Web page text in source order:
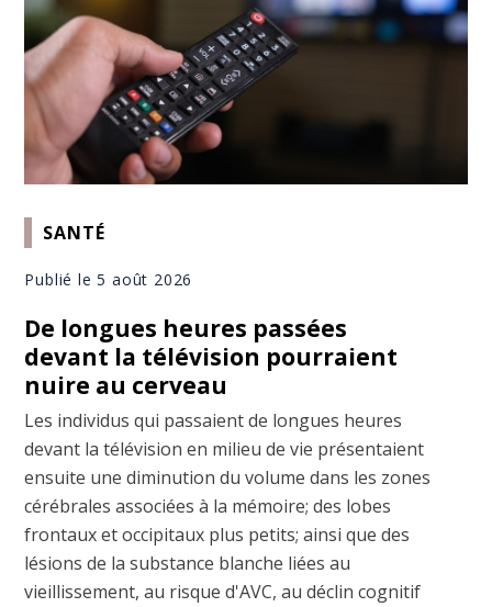
SANTÉ
Publié le 5 août 2026
De longues heures passées
devant la télévision pourraient
nuire au cerveau
Les individus qui passaient de longues heures
devant la télévision en milieu de vie présentaient
ensuite une diminution du volume dans les zones
cérébrales associées à la mémoire; des lobes
frontaux et occipitaux plus petits; ainsi que des
lésions de la substance blanche liées au
vieillissement, au risque d'AVC, au déclin cognitif